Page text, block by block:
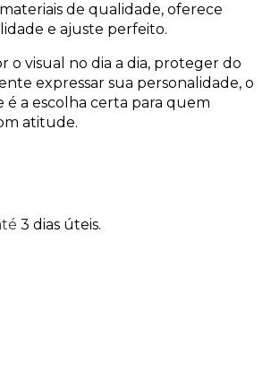
de qualidade, oferece
e ajuste perfeito.
o visual no dia a dia, proteger do
expressar sua personalidade, o
é a escolha certa para quem
atitude.
3 dias úteis.